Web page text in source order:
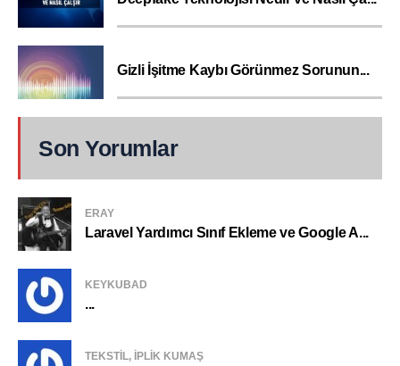
Gizli İşitme Kaybı Görünmez Sorunun...
Son Yorumlar
ERAY
Laravel Yardımcı Sınıf Ekleme ve Google A...
KEYKUBAD
...
TEKSTIL, IPLIK KUMAŞ